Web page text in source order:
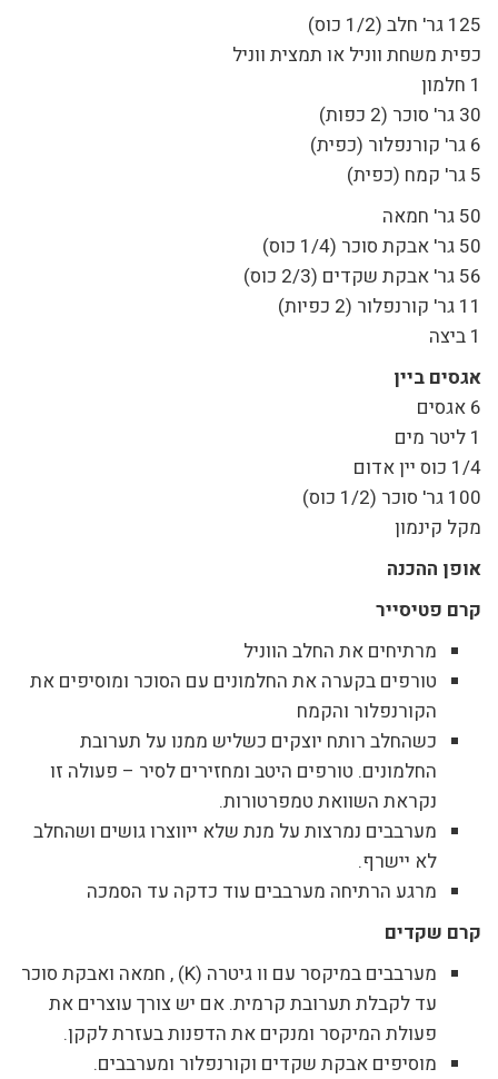
125 גר' חלב (1/2 כוס)
כפית משחת ווניל או תמצית ווניל
1 חלמון
30 גר' סוכר (2 כפות)
6 גר' קורנפלור (כפית)
5 גר' קמח (כפית)
50 גר' חמאה
50 גר' אבקת סוכר (1/4 כוס)
56 גר' אבקת שקדים (2/3 כוס)
11 גר' קורנפלור (2 כפיות)
1 ביצה
אגסים ביין
6 אגסים
1 ליטר מים
1/4 כוס יין אדום
100 גר' סוכר (1/2 כוס)
מקל קינמון
אופן ההכנה
קרם פטיסייר
מרתיחים את החלב הווניל
טורפים בקערה את החלמונים עם הסוכר ומוסיפים את
הקורנפלור והקמח
כשהחלב רותח יוצקים כשליש ממנו על תערובת
החלמונים. טורפים היטב ומחזירים לסיר – פעולה זו
נקראת השוואת טמפרטורות.
מערבבים נמרצות על מנת שלא ייווצרו גושים ושהחלב
לא יישרף.
מרגע הרתיחה מערבבים עוד כדקה עד הסמכה
קרם שקדים
מערבבים במיקסר עם וו גיטרה (K) , חמאה ואבקת סוכר
עד לקבלת תערובת קרמית. אם יש צורך עוצרים את
פעולת המיקסר ומנקים את הדפנות בעזרת לקקן.
מוסיפים אבקת שקדים וקורנפלור ומערבבים.